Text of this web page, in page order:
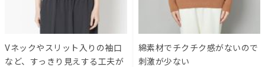
Vネックやスリット入りの袖口
など、すっきり見えする工夫が
綿素材でチクチク感がないので
刺激が少ない